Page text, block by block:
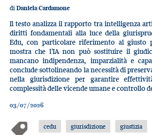
di Daniela Cardamone
Il testo analizza il rapporto tra intelligenza
diritti fondamentali alla luce della
Edu, con particolare riferimento al giusto
mostra che l’IA non può sostituire il
mancano indipendenza, imparzialità e
conclude sottolineando la necessità di
nella giurisdizione per garantire
complessità delle vicende umane e controllo
03/07/2026
cedu giurisdizione giustizia